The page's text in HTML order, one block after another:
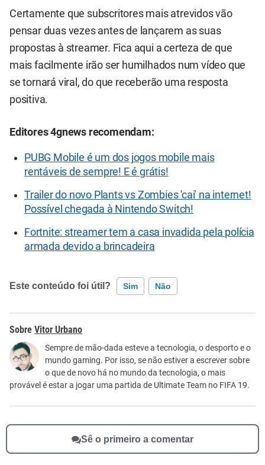
Certamente que subscritores mais atrevidos vão
pensar duas vezes antes de lançarem as suas
propostas à streamer. Fica aqui a certeza de que
mais facilmente irão ser humilhados num vídeo que
se tornará viral, do que receberão uma resposta
positiva.
Editores 4gnews recomendam:
PUBG Mobile é um dos jogos mobile mais
rentáveis de sempre! E é grátis!
Trailer do novo Plants vs Zombies 'cai' na internet!
Possível chegada à Nintendo Switch!
Fortnite: streamer tem a casa invadida pela polícia
armada devido a brincadeira
Este conteúdo foi útil? Sim Não
Este conteúdo contém informação incorreta
Este conteúdo não tem a informação que procuro
Outro
Vitor Urbano
Sempre de mão-dada esteve a tecnologia, o desporto e o
mundo gaming. Por isso, se não estiver a escrever sobre
o que de novo há no mundo da tecnologia, o mais
provável é estar a jogar uma partida de Ultimate Team no FIFA 19.
Sê o primeiro a comentar